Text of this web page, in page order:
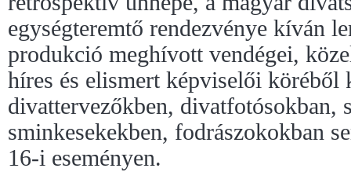
egységteremtő rendezvénye kíván
produkció meghívott vendégei,
híres és elismert képviselői köréből
divattervezőkben, divatfotósokban,
sminkesekekben, fodrászokokban
16-i eseményen.